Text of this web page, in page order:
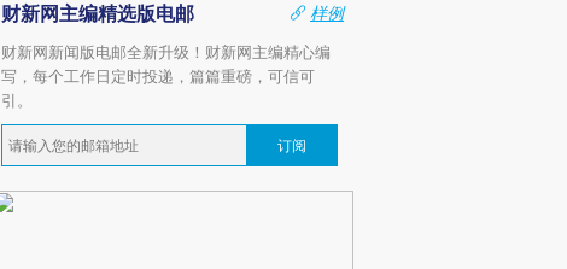
财新网主编精选版电邮
样例
财新网新闻版电邮全新升级！财新网主编精心编
写，每个工作日定时投递，篇篇重磅，可信可
引。
订阅